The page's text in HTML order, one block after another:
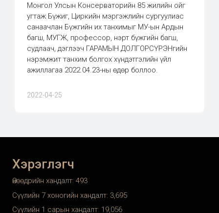
Монгол Улсын Консерваторийн 85 жилийн ойг
угтаж Бүжиг, Циркийн мэргэжлийн сургуулиас
санаачлан Бүжгийн их танхимыг МУ-ын Ардын
багш, МУГЖ, профессор, нэрт бүжгийн багш,
судлаач, дэглээч ГАРАМЫН ДОЛГОРСҮРЭНгийн
нэрэмжит танхим болгох хүндэтгэлийн үйл
ажиллагаа 2022.04.23-ны өдөр боллоо.
2022-04-25
Хэрэглэгч
Өнөөдрийн хандалт: 493
Сүүлийн 7 хоногийн хандалт: 3,695
Сүүлийн 1 сарын хандалт: 19,056